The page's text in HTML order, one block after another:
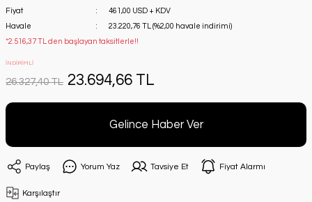
Fiyat
461,00 USD + KDV
Havale
23.220,76 TL (%2,00 havale indirimi)
*2.516,37 TL den başlayan taksitlerle!!
İNDİRİMLİ
26.327,40 TL 23.694,66 TL
Gelince Haber Ver
Paylaş Yorum Yaz Tavsiye Et Fiyat Alarmı
Karşılaştır